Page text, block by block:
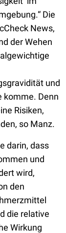
Die
News,
der Wehen
und
komme. Denn
Risiken,
so Manz.
darin, dass
und
wird,
den
die relative
Wirkung